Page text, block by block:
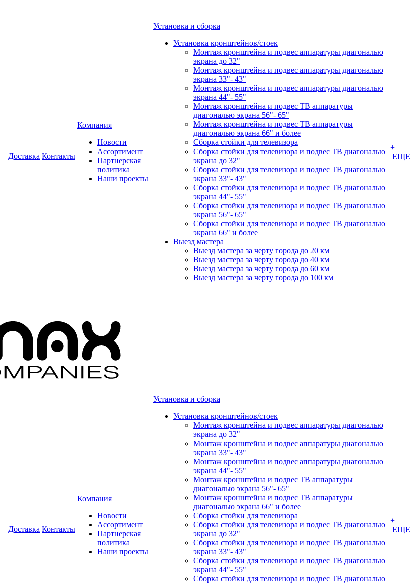
Доставка Контакты
Компания
Новости
Ассортимент
Партнерская
политика
Наши проекты
Установка и сборка
Установка кронштейнов/стоек
Монтаж кронштейна и подвес аппаратуры диагональю
экрана до 32"
Монтаж кронштейна и подвес аппаратуры диагональю
экрана 33"- 43"
Монтаж кронштейна и подвес аппаратуры диагональю
экрана 44"- 55"
Монтаж кронштейна и подвес ТВ аппаратуры
диагональю экрана 56"- 65"
Монтаж кронштейна и подвес ТВ аппаратуры
диагональю экрана 66" и более
Сборка стойки для телевизора
Сборка стойки для телевизора и подвес ТВ диагональю
экрана до 32"
Сборка стойки для телевизора и подвес ТВ диагональю
экрана 33"- 43"
Сборка стойки для телевизора и подвес ТВ диагональю
экрана 44"- 55"
Сборка стойки для телевизора и подвес ТВ диагональю
экрана 56"- 65"
Сборка стойки для телевизора и подвес ТВ диагональю
экрана 66" и более
Выезд мастера
Выезд мастера за черту города до 20 км
Выезд мастера за черту города до 40 км
Выезд мастера за черту города до 60 км
Выезд мастера за черту города до 100 км
+
ЕЩЕ
Доставка Контакты
Компания
Новости
Ассортимент
Партнерская
политика
Наши проекты
Установка и сборка
Установка кронштейнов/стоек
Монтаж кронштейна и подвес аппаратуры диагональю
экрана до 32"
Монтаж кронштейна и подвес аппаратуры диагональю
экрана 33"- 43"
Монтаж кронштейна и подвес аппаратуры диагональю
экрана 44"- 55"
Монтаж кронштейна и подвес ТВ аппаратуры
диагональю экрана 56"- 65"
Монтаж кронштейна и подвес ТВ аппаратуры
диагональю экрана 66" и более
Сборка стойки для телевизора
Сборка стойки для телевизора и подвес ТВ диагональю
экрана до 32"
Сборка стойки для телевизора и подвес ТВ диагональю
экрана 33"- 43"
Сборка стойки для телевизора и подвес ТВ диагональю
экрана 44"- 55"
Сборка стойки для телевизора и подвес ТВ диагональю
+
ЕЩЕ